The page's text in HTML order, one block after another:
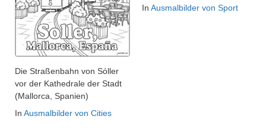
Die Straßenbahn von Sóller
vor der Kathedrale der Stadt
(Mallorca, Spanien)
In Ausmalbilder von Cities
In Ausmalbilder von Sport